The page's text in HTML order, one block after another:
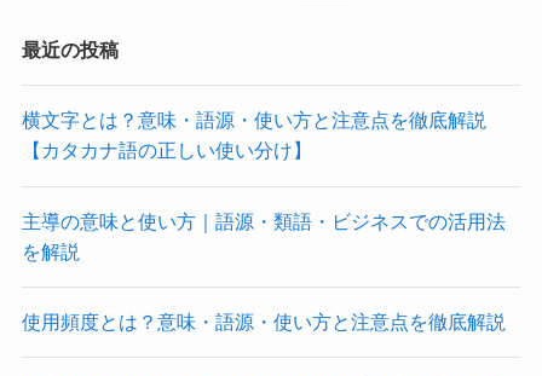
最近の投稿
横文字とは？意味・語源・使い方と注意点を徹底解説
【カタカナ語の正しい使い分け】
主導の意味と使い方｜語源・類語・ビジネスでの活用法
を解説
使用頻度とは？意味・語源・使い方と注意点を徹底解説